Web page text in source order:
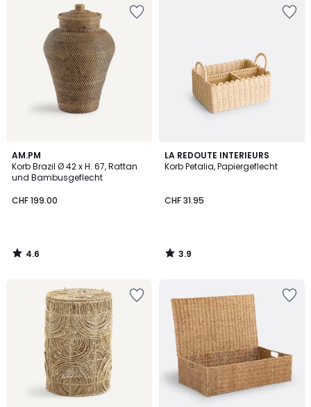
AM.PM
Korb Brazil Ø 42 x H. 67, Rattan
und Bambusgeflecht
CHF 199.00
4.6
/ 5
4.6
/
LA REDOUTE INTERIEURS
Korb Petalia, Papiergeflecht
CHF 31.95
3.9
/ 5
3.9
/